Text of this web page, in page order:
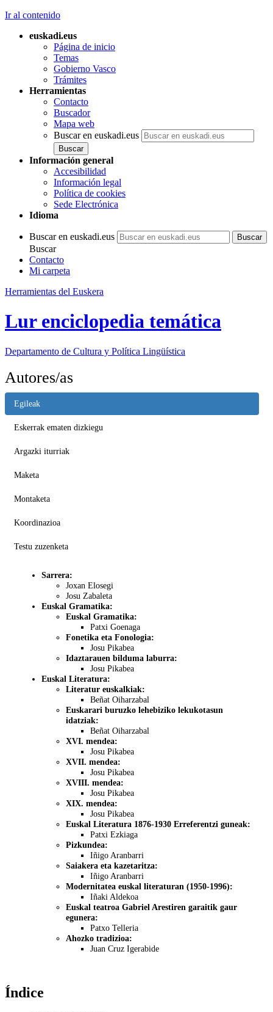
Ir al contenido
euskadi.eus
Página de inicio
Temas
Gobierno Vasco
Trámites
Herramientas
Contacto
Buscador
Mapa web
Buscar en euskadi.eus
Información general
Accesibilidad
Información legal
Política de cookies
Sede Electrónica
Idioma
Buscar en euskadi.eus
Buscar
Contacto
Mi carpeta
Herramientas del Euskera
Lur enciclopedia temática
Departamento de Cultura y Política Lingüística
Autores/as
Egileak
Eskerrak ematen dizkiegu
Argazki iturriak
Maketa
Montaketa
Koordinazioa
Testu zuzenketa
Sarrera:
Joxan Elosegi
Josu Zabaleta
Euskal Gramatika:
Euskal Gramatika:
Patxi Goenaga
Fonetika eta Fonologia:
Josu Pikabea
Idaztarauen bilduma laburra:
Josu Pikabea
Euskal Literatura:
Literatur euskalkiak:
Beñat Oiharzabal
Euskarari buruzko lehebiziko lekukotasun
idatziak:
Beñat Oiharzabal
XVI. mendea:
Josu Pikabea
XVII. mendea:
Josu Pikabea
XVIII. mendea:
Josu Pikabea
XIX. mendea:
Josu Pikabea
Euskal Literatura 1876-1930 Erreferentzi guneak:
Patxi Ezkiaga
Pizkundea:
Iñigo Aranbarri
Saiakera eta kazetaritza:
Iñigo Aranbarri
Modernitatea euskal literaturan (1950-1996):
Iñaki Aldekoa
Euskal teatroa Gabriel Arestiren garaitik gaur
egunera:
Patxo Telleria
Ahozko tradizioa:
Juan Cruz Igerabide
Índice